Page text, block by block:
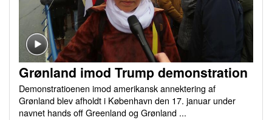
Grønland imod Trump demonstration
Demonstratioenen imod amerikansk annektering af
Grønland blev afholdt i København den 17. januar under
navnet hands off Greenland og Grønland ...